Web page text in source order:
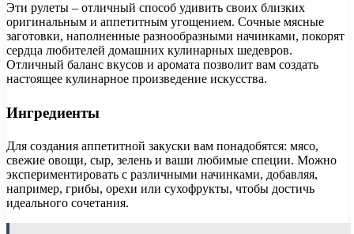
Эти рулеты – отличный способ удивить своих близких
оригинальным и аппетитным угощением. Сочные мясные
заготовки, наполненные разнообразными начинками, покорят
сердца любителей домашних кулинарных шедевров.
Отличный баланс вкусов и аромата позволит вам создать
настоящее кулинарное произведение искусства.
Ингредиенты
Для создания аппетитной закуски вам понадобятся: мясо,
свежие овощи, сыр, зелень и ваши любимые специи. Можно
экспериментировать с различными начинками, добавляя,
например, грибы, орехи или сухофрукты, чтобы достичь
идеального сочетания.